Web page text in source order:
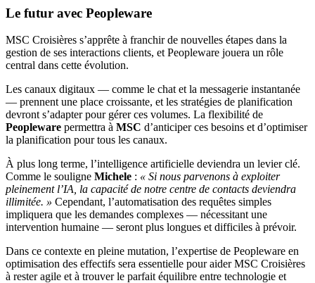
Le futur avec Peopleware
MSC Croisières s’apprête à franchir de nouvelles étapes dans la
gestion de ses interactions clients, et Peopleware jouera un rôle
central dans cette évolution.
Les canaux digitaux — comme le chat et la messagerie instantanée
— prennent une place croissante, et les stratégies de planification
devront s’adapter pour gérer ces volumes. La flexibilité de
Peopleware permettra à MSC d’anticiper ces besoins et d’optimiser
la planification pour tous les canaux.
À plus long terme, l’intelligence artificielle deviendra un levier clé.
Comme le souligne Michele : « Si nous parvenons à exploiter
pleinement l’IA, la capacité de notre centre de contacts deviendra
illimitée. » Cependant, l’automatisation des requêtes simples
impliquera que les demandes complexes — nécessitant une
intervention humaine — seront plus longues et difficiles à prévoir.
Dans ce contexte en pleine mutation, l’expertise de Peopleware en
optimisation des effectifs sera essentielle pour aider MSC Croisières
à rester agile et à trouver le parfait équilibre entre technologie et